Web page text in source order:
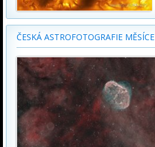
ČESKÁ ASTROFOTOGRAFIE MĚSÍCE